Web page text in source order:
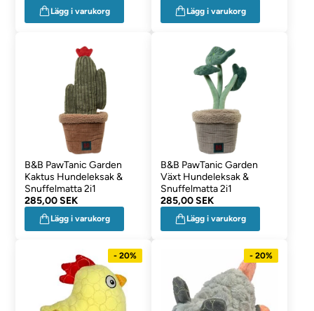
Lägg i varukorg Lägg i varukorg
B&B PawTanic Garden
Kaktus Hundeleksak &
Snuffelmatta 2i1
285,00 SEK
Lägg i varukorg
B&B PawTanic Garden
Växt Hundeleksak &
Snuffelmatta 2i1
285,00 SEK
Lägg i varukorg
- 20% - 20%